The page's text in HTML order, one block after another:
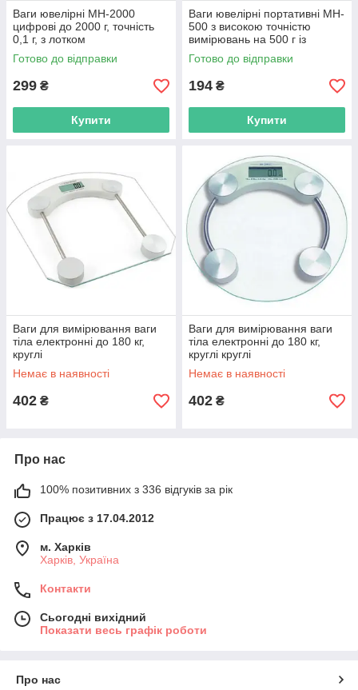
Ваги ювелірні MH-2000
цифрові до 2000 г, точність
0,1 г, з лотком
Готово до відправки
299 ₴
Купити
Ваги ювелірні портативні MH-
500 з високою точністю
вимірювань на 500 г із
похибкою 0,1 г
Готово до відправки
194 ₴
Купити
Ваги для вимірювання ваги
тіла електронні до 180 кг,
круглі
Немає в наявності
402 ₴
Ваги для вимірювання ваги
тіла електронні до 180 кг,
круглі круглі
Немає в наявності
402 ₴
Про нас
100% позитивних з 336 відгуків за рік
Працює з 17.04.2012
м. Харків
Харків, Україна
Контакти
Сьогодні вихідний
Показати весь графік роботи
Про нас